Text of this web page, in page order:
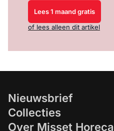
Lees 1 maand gratis
of lees alleen dit artikel
Nieuwsbrief
Collecties
Over Misset Horeca